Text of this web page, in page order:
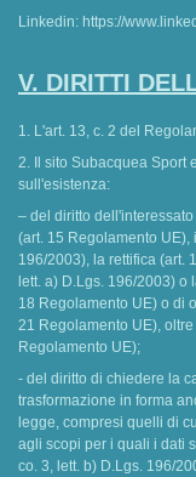
Linkedin: https://
V. DIRITTI
1. L'art. 13, c. 2 del
2. Il sito Subacquea Sport
sull'esistenza:
– del diritto
(art. 15 Regolamento UE),
196/2003), la rettifica (art.
lett. a) D.Lgs. 196/2003)
18 Regolamento UE) o di
21 Regolamento UE),
Regolamento UE);
- del diritto di chiedere la
trasformazione in forma
legge, compresi quelli di
agli scopi per i quali i dati
co. 3, lett. b) D.Lgs. 196/